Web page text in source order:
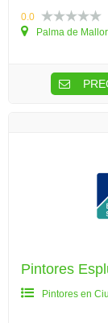
0.0
Palma de
Pintores
Pintores en